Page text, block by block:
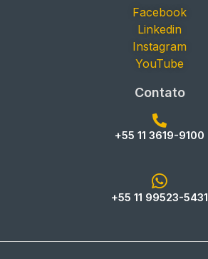
Facebook
Linkedin
Instagram
YouTube
Contato
+55 11 3619-9100
+55 11 99523-5431